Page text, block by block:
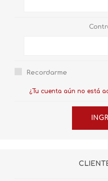
Recordarme
¿Tu cuenta aún no está